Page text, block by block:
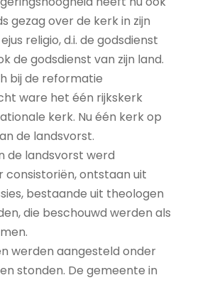
gezag over de kerk in zijn
religio, d.i. de godsdienst
de godsdienst van zijn land.
bij de reformatie
ware het één rijkskerk
kerk. Nu één kerk op
de landsvorst.
de landsvorst werd
consistoriën, ontstaan uit
bestaande uit theologen
die beschouwd werden als
werden aangesteld onder
stonden. De gemeente in